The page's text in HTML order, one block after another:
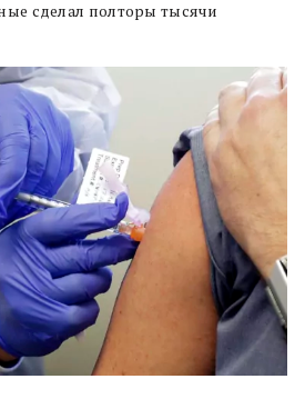
сделал полторы тысячи